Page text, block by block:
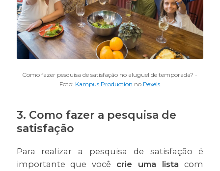
Como fazer pesquisa de satisfação no aluguel de temporada? -
Foto: Kampus Production no Pexels
3. Como fazer a pesquisa de
satisfação
Para realizar a pesquisa de satisfação é
importante que você crie uma listacom